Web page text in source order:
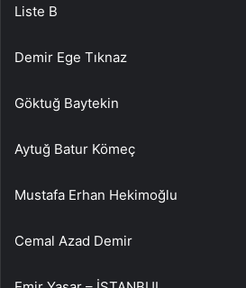
Liste B
Demir Ege Tıknaz
Göktuğ Baytekin
Aytuğ Batur Kömeç
Mustafa Erhan Hekimoğlu
Cemal Azad Demir